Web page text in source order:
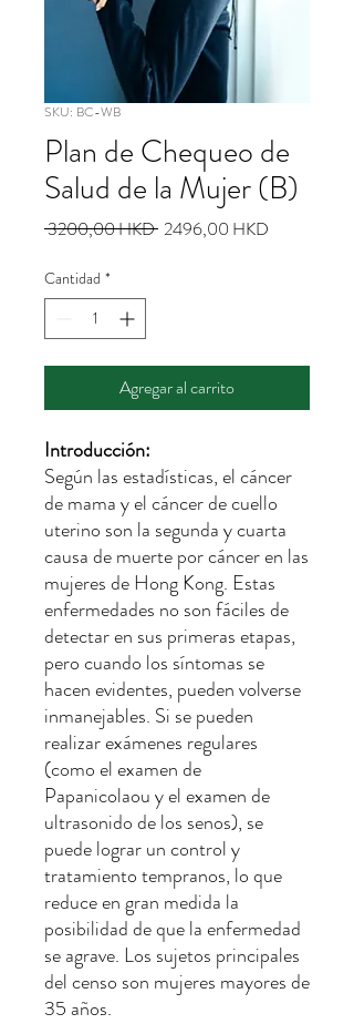
SKU: BC-WB
Plan de Chequeo de
Salud de la Mujer (B)
3200,00 HKD Precio
2496,00 HKD
Cantidad *
Agregar al carrito
Introducción:
Según las estadísticas, el cáncer
de mama y el cáncer de cuello
uterino son la segunda y cuarta
causa de muerte por cáncer en las
mujeres de Hong Kong. Estas
enfermedades no son fáciles de
detectar en sus primeras etapas,
pero cuando los síntomas se
hacen evidentes, pueden volverse
inmanejables. Si se pueden
realizar exámenes regulares
(como el examen de
Papanicolaou y el examen de
ultrasonido de los senos), se
puede lograr un control y
tratamiento tempranos, lo que
reduce en gran medida la
posibilidad de que la enfermedad
se agrave. Los sujetos principales
del censo son mujeres mayores de
35 años.